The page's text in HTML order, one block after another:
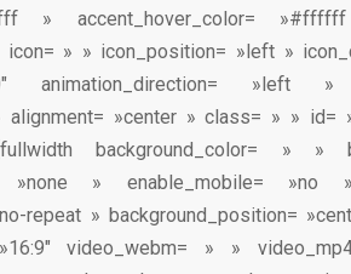
» accent_hover_color=
icon= » » icon_position= »left »
animation_direction= »left »
»center » class= » » id=
background_color= » »
»none » enable_mobile= »no
repeat » background_position=
»16:9″ video_webm= » »